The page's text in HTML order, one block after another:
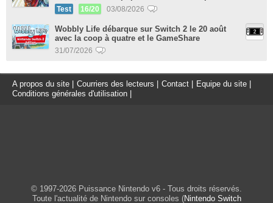
Test 16/20 03/08/2026
Wobbly Life débarque sur Switch 2 le 20 août
avec la coop à quatre et le GameShare
31/07/2026
A propos du site Courriers des lecteurs Contact Equipe du site
Conditions générales d'utilisation
© 1997-2026 Puissance Nintendo v6 - Tous droits réservés.
Toute l'actualité de Nintendo sur consoles (Nintendo Switch